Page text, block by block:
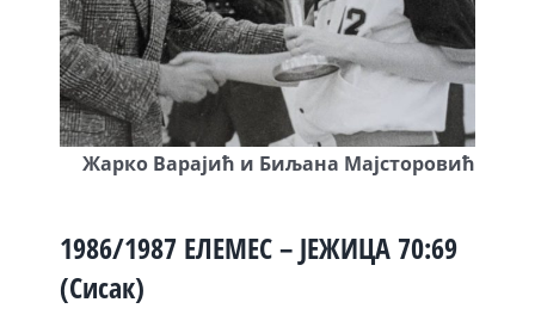
Жарко Варајић и Биљана Мајсторовић
1986/1987 ЕЛЕМЕС – ЈЕЖИЦА 70:69
(Сисак)